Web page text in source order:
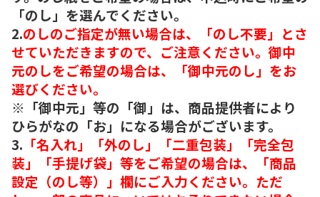
「のし」を選んでください。
2.のしのご指定が無い場合は、「のし不要」とさ
せていただきますので、ご注意ください。御中
元のしをご希望の場合は、「御中元のし」をお
選びください。
※「御中元」等の「御」は、商品提供者により
ひらがなの「お」になる場合がございます。
3. 「名入れ」「外のし」「二重包装」「完全包
装」「手提げ袋」等をご希望の場合は、「商品
設定（のし等）」欄にご入力ください。ただ